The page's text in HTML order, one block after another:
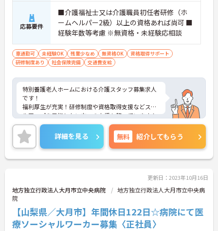
応募要件
■介護福祉士又は介護職員初任者研修（ホ
ームヘルパー2級）以上の資格あれば尚可 ■
経験年数等考慮 ※無資格・未経験応相談
車通勤可 未経験OK 残業少なめ 無資格OK
資格取得サポート
研修制度あり
社会保険完備 交通費支給
特別養護老人ホームにおける介護スタッフ募集求人
です！
福利厚生が充実！研修制度や資格取得支援などスキ
ルアップを目指したい方への支援も整っています！
ご興味ある方には、面接のポイントなど、さらに詳
細をお話致しますのでお気軽にご相談ください。
詳細を見る 無料 紹介してもらう
更新日：2023年10月16日
地方独立行政法人大月市立中央病院
地方独立行政法人大月市立中央病
院
【山梨県／大月市】年間休日122日☆病院にて医
療ソーシャルワーカー募集〈正社員〉